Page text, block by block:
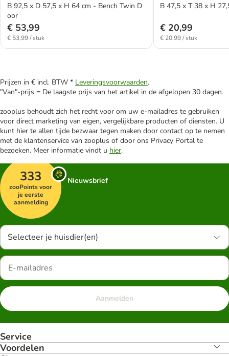
B 92,5 x D 57,5 x H 64 cm - Bench Twin D
oor
€ 53,99
€ 53,99 / stuk
B 47,5 x T 38 x H
€ 20,99
€ 20,99 / stuk
Prijzen in € incl. BTW * Leveringsvoorwaarden.
"Van"-prijs = De laagste prijs van het artikel in de afgelopen 30 dagen.
zooplus behoudt zich het recht voor om uw e-mailadres te gebruiken
voor direct marketing van eigen, vergelijkbare producten of diensten. U
kunt hier te allen tijde bezwaar tegen maken door contact op te nemen
met de klantenservice van zooplus of door ons Privacy Portal te
bezoeken. Meer informatie vindt u hier.
333
zooPoints voor
je eerste
aanmelding
Nieuwsbrief
Selecteer je huisdier(en)
Aanmelden
Service
Voordelen